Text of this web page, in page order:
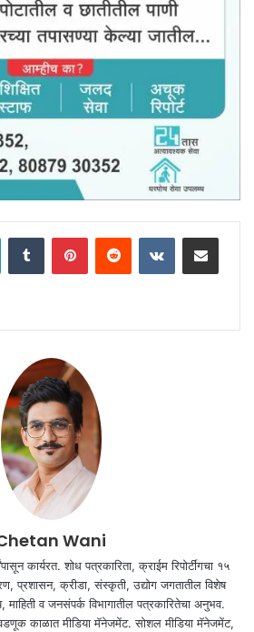
LinkedInTumblr PinterestReddit VKontakteShare via Email
Wani
कार्यरत. शोध पत्रकारिता, क्राईम रिपोर्टींगचा १५
प्रशासन, क्रीडा, संस्कृती, उद्योग जगतातील विशेष
व जनसंपर्क विभागातील पत्रकारितेचा अनुभव.
काळात मीडिया मॅनेजमेंट. सोशल मीडिया मॅनेजमेंट,